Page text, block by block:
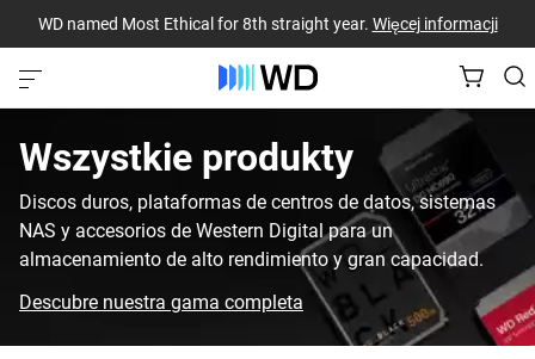
WD named Most Ethical for 8th straight year. Więcej informacji
Wszystkie produkty‎
Discos duros, plataformas de centros de datos, sistemas
NAS y accesorios de Western Digital para un
almacenamiento de alto rendimiento y gran capacidad.
Descubre nuestra gama completa